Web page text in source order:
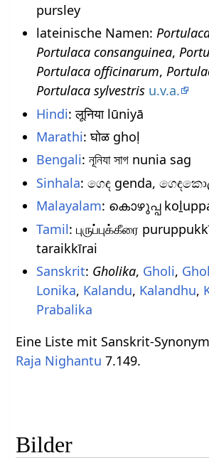
pursley
lateinische Namen:
Portulaca consanguinea,
Portulaca officinarum,
Portulaca sylvestris u.v.a.
Hindi: लूनिया lūniyā
Marathi: घोळ ghoḷ
Bengali: নূনিযা সাগ nunia sag
Sinhala: ගෙඳ genda,
Malayalam: കൊഴുപ്പ
Tamil: புருப்புக்கீரை
taraikkīrai
Sanskrit: Gholika, Gholi,
Lonika, Kalandu, Kalandhu,
Prabalika
Eine Liste mit Sanskrit-
Raja Nighantu 7.149.
Bilder